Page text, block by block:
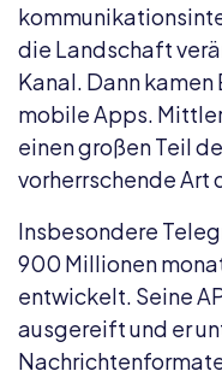
die Landschaft
Kanal. Dann
mobile Apps.
einen großen Teil
vorherrschende Art
Insbesondere
900 Millionen
entwickelt. Seine
ausgereift und er